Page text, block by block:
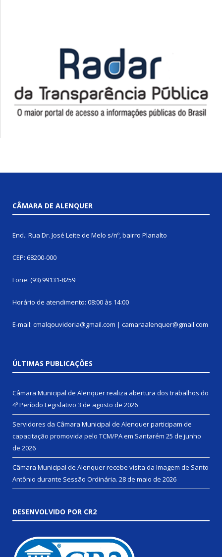
CÂMARA DE ALENQUER
End.: Rua Dr. José Leite de Melo s/nº, bairro Planalto
CEP: 68200-000
Fone: (93) 99131-8259
Horário de atendimento: 08:00 às 14:00
E-mail: cmalqouvidoria@gmail.com | camaraalenquer@gmail.com
ÚLTIMAS PUBLICAÇÕES
Câmara Municipal de Alenquer realiza abertura dos trabalhos do
4º Período Legislativo 3 de agosto de 2026
Servidores da Câmara Municipal de Alenquer participam de
capacitação promovida pelo TCM/PA em Santarém 25 de junho
de 2026
Câmara Municipal de Alenquer recebe visita da Imagem de Santo
Antônio durante Sessão Ordinária. 28 de maio de 2026
DESENVOLVIDO POR CR2